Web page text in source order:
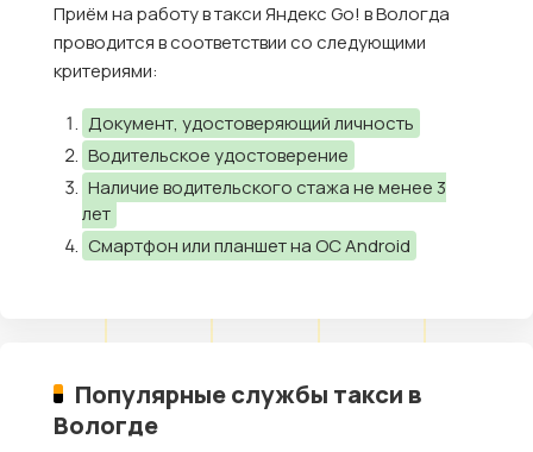
Приём на работу в такси Яндекс Go! в Вологда
проводится в соответствии со следующими
критериями:
Документ, удостоверяющий личность
Водительское удостоверение
Наличие водительского стажа не менее 3
лет
Смартфон или планшет на ОС Android
Популярные службы такси в
Вологде